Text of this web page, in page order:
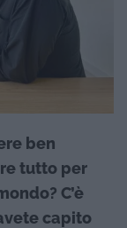
ben
tutto per
C’è
capito